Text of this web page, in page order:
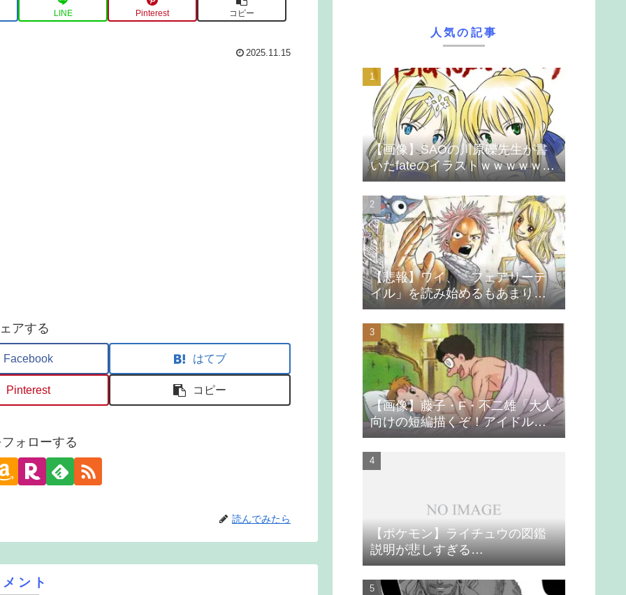
LINE Pinterest コピー
2025.11.15
アする
Facebook はてブ
Pinterest コピー
ォローする
読んでみたら
ント
人気の記事
【画像】SAOの川原礫先生が書
いたfateのイラストｗｗｗｗｗｗ
ｗｗｗ
【悲報】ワイ、「フェアリーテ
イル」を読み始めるもあまりの
つまらなさに挫折する
【画像】藤子・F・不二雄「大人
向けの短編描くぞ！アイドルが
無理やり抱かれるシーン入れ
よ」
【ポケモン】ライチュウの図鑑
説明が悲しすぎる…